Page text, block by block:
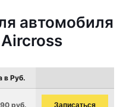
автомобиля
в Руб.
руб. Записаться